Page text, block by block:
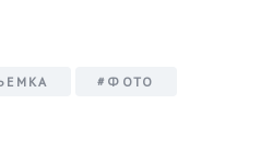
#ФОТО